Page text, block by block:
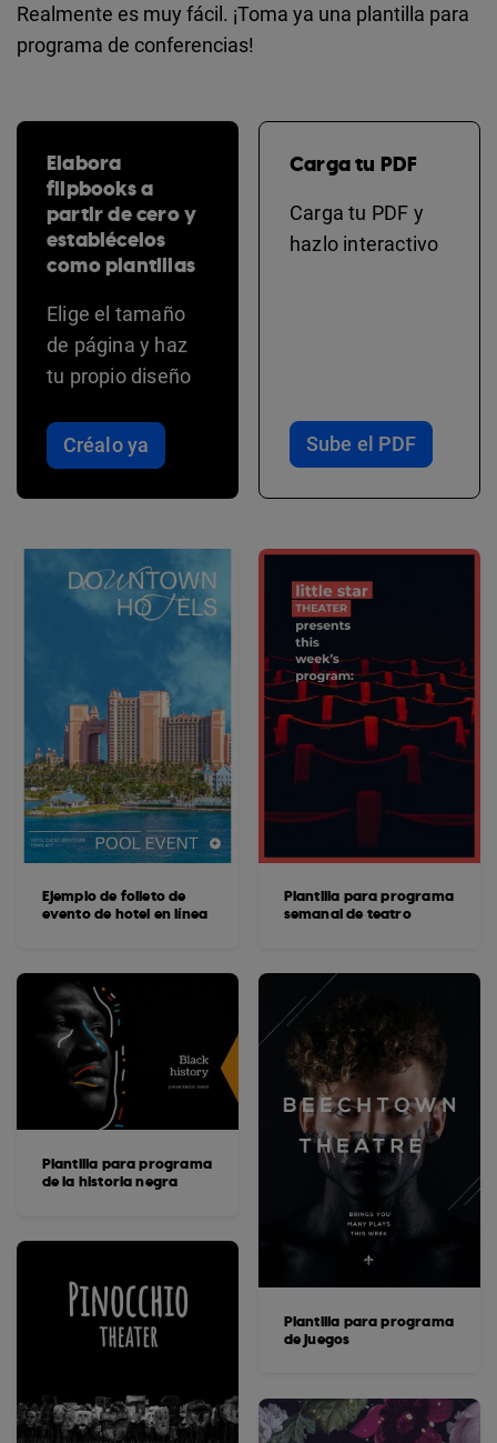
Realmente es muy fácil. ¡Toma ya una plantilla para
programa de conferencias!
Elabora
flipbooks a
partir de cero y
establécelos
como plantillas
Elige el tamaño
de página y haz
tu propio diseño
Créalo ya
Carga tu PDF
Carga tu PDF y
hazlo interactivo
Sube el PDF
Ejemplo de folleto de
evento de hotel en línea
Plantilla para programa
de la historia negra
Plantilla para programa
semanal de teatro
Plantilla para programa
de juegos